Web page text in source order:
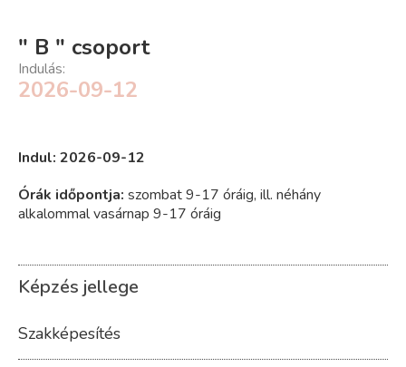
" B " csoport
Indulás:
2026-09-12
Indul: 2026-09-12
Órák időpontja: szombat 9-17 óráig, ill. néhány
alkalommal vasárnap 9-17 óráig
Képzés jellege
Szakképesítés